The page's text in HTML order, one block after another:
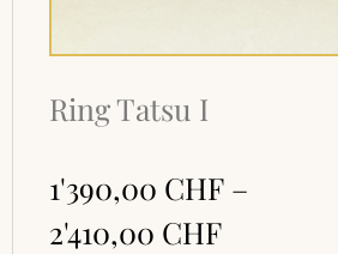
Ring Tatsu I
1'390,00 CHF –
2'410,00 CHF